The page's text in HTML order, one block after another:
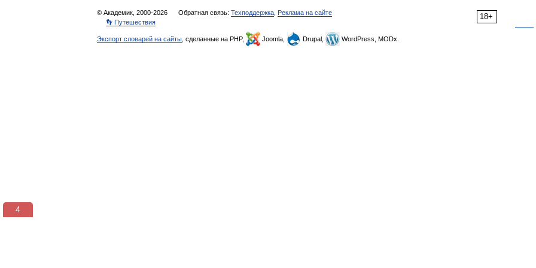
18+
© Академик, 2000-2026 Обратная связь: Техподдержка Реклама на сайте
👣 Путешествия
Экспорт словарей на сайты , сделанные на PHP, Joomla, Drupal, WordPress, MODx.
3